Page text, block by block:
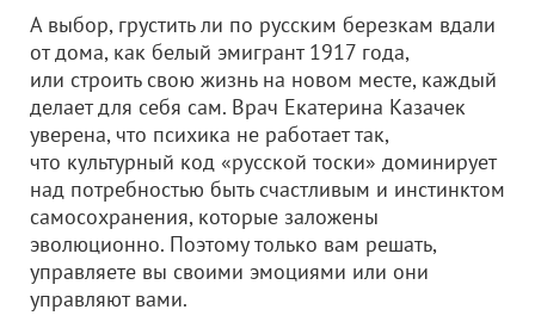
А выбор, грустить ли по русским березкам вдали
от дома, как белый эмигрант 1917 года,
или строить свою жизнь на новом месте, каждый
делает для себя сам. Врач Екатерина Казачек
уверена, что психика не работает так,
что культурный код «русской тоски» доминирует
над потребностью быть счастливым и инстинктом
самосохранения, которые заложены
эволюционно. Поэтому только вам решать,
управляете вы своими эмоциями или они
управляют вами.